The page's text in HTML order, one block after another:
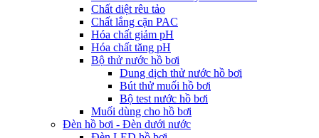
Chất diệt rêu tảo
Chất lắng cặn PAC
Hóa chất giảm pH
Hóa chất tăng pH
Bộ thử nước hồ bơi
Dung dịch thử nước hồ bơi
Bút thử muối hồ bơi
Bộ test nước hồ bơi
Muối dùng cho hồ bơi
Đèn hồ bơi - Đèn dưới nước